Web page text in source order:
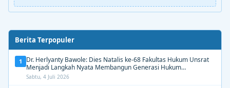
Berita Terpopuler
1
Dr. Herlyanty Bawole: Dies Natalis ke-68 Fakultas Hukum Unsrat
Menjadi Langkah Nyata Membangun Generasi Hukum
Berdampak
Sabtu, 4 Juli 2026